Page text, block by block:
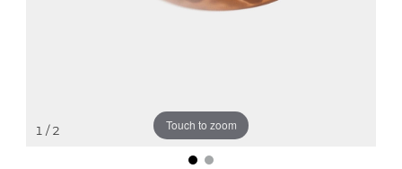
Touch to zoom
1 / 2